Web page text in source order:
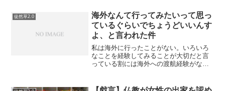
徒然草2.0
海外なんて行ってみたいって思っ
ているぐらいでちょうどいいんす
よ、と言われた件
私は海外に行ったことがない。いろいろ
なことを経験してみることが大切だと言
っている割には海外への渡航経験がな
て、海外に行ったことがある人は簡単に